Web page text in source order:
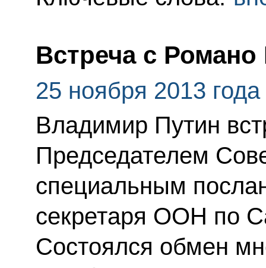
Встреча с
25 ноября 2013 года
Владимир Путин
Председателем
специальным
секретаря ООН по
Состоялся обмен